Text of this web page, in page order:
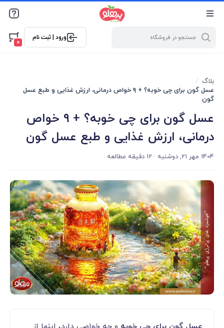
@media screen and (max-width: 500px) { .w-ch{bottom: 125px
!important; left:5px !important;} }
ورود | ثبت نام
0
بلاگ
عسل گون برای چی خوبه؟ + ۹ خواص درمانی، ارزش غذایی و طبع عسل
گون
عسل گون برای چی خوبه؟ + ۹ خواص
درمانی، ارزش غذایی و طبع عسل گون
1404 مهر 21, دوشنبه · 12 دقیقه مطالعه